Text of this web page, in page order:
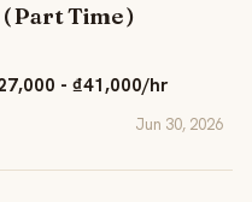
Part Time )
- ₫41,000/hr
Jun 30, 2026